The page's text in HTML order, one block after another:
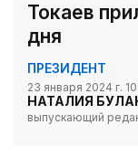
Токаев
дня
ПРЕЗИДЕНТ
23 января 2024 г.
НАТАЛИЯ
выпускающий